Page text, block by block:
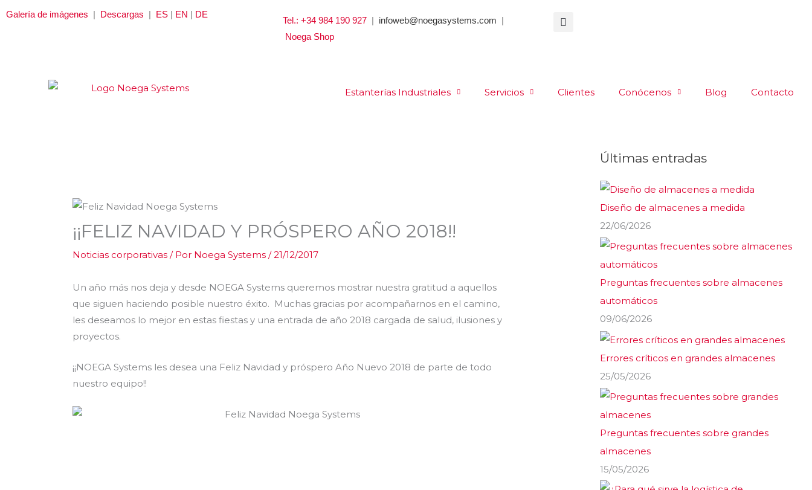
Galería de imágenes | Descargas | ES | EN | DE
Tel.: +34 984 190 927 | infoweb@noegasystems.com |
Noega Shop
Estanterías Industriales Servicios Clientes Conócenos Blog Contacto
¡¡FELIZ NAVIDAD Y PRÓSPERO AÑO 2018!!
Noticias corporativas / Por Noega Systems/21/12/2017
Un año más nos deja y desde NOEGA Systems queremos mostrar nuestra gratitud a aquellos
que siguen haciendo posible nuestro éxito. Muchas gracias por acompañarnos en el camino,
les deseamos lo mejor en estas fiestas y una entrada de año 2018 cargada de salud, ilusiones y
proyectos.
¡¡NOEGA Systems les desea una Feliz Navidad y próspero Año Nuevo 2018 de parte de todo
nuestro equipo!!
Últimas entradas
Diseño de almacenes a medida
22/06/2026
Preguntas frecuentes sobre almacenes
automáticos
09/06/2026
Errores críticos en grandes almacenes
25/05/2026
Preguntas frecuentes sobre grandes
almacenes
15/05/2026